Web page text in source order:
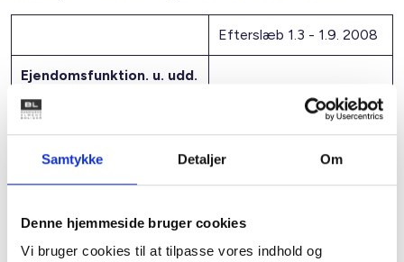
Samtykke Detaljer Om
Denne hjemmeside bruger cookies
Vi bruger cookies til at tilpasse vores indhold og
Efterslæb 1.3 - 1.9. 2008
Ejendomsfunktion. u. udd.
Uden anciennitet
Med 4 års anciennitet 406,80 kr.